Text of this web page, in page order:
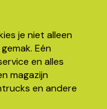
je niet alleen
Eén
en alles
magazijn
en andere